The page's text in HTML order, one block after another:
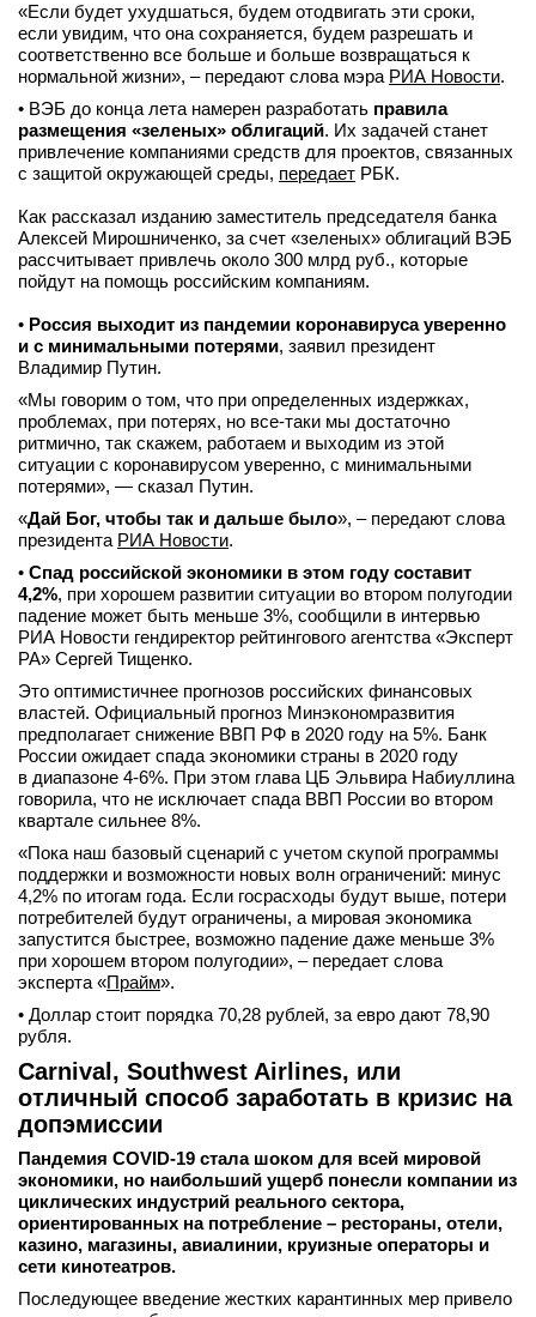
«Если будет ухудшаться, будем отодвигать эти сроки,
если увидим, что она сохраняется, будем разрешать и
соответственно все больше и больше возвращаться к
нормальной жизни», – передают слова мэра РИА Новости.
• ВЭБ до конца лета намерен разработать правила
размещения «зеленых» облигаций. Их задачей станет
привлечение компаниями средств для проектов, связанных
с защитой окружающей среды, передает РБК.
Как рассказал изданию заместитель председателя банка
Алексей Мирошниченко, за счет «зеленых» облигаций ВЭБ
рассчитывает привлечь около 300 млрд руб., которые
пойдут на помощь российским компаниям.
• Россия выходит из пандемии коронавируса уверенно
и с минимальными потерями, заявил президент
Владимир Путин.
«Мы говорим о том, что при определенных издержках,
проблемах, при потерях, но все-таки мы достаточно
ритмично, так скажем, работаем и выходим из этой
ситуации с коронавирусом уверенно, с минимальными
потерями», — сказал Путин.
«Дай Бог, чтобы так и дальше было», – передают слова
президента РИА Новости.
• Спад российской экономики в этом году составит
4,2%, при хорошем развитии ситуации во втором полугодии
падение может быть меньше 3%, сообщили в интервью
РИА Новости гендиректор рейтингового агентства «Эксперт
РА» Сергей Тищенко.
Это оптимистичнее прогнозов российских финансовых
властей. Официальный прогноз Минэкономразвития
предполагает снижение ВВП РФ в 2020 году на 5%. Банк
России ожидает спада экономики страны в 2020 году
в диапазоне 4-6%. При этом глава ЦБ Эльвира Набиуллина
говорила, что не исключает спада ВВП России во втором
квартале сильнее 8%.
«Пока наш базовый сценарий с учетом скупой программы
поддержки и возможности новых волн ограничений: минус
4,2% по итогам года. Если госрасходы будут выше, потери
потребителей будут ограничены, а мировая экономика
запустится быстрее, возможно падение даже меньше 3%
при хорошем втором полугодии», – передает слова
эксперта «Прайм».
• Доллар стоит порядка 70,28 рублей, за евро дают 78,90
рубля.
Carnival, Southwest Airlines, или
отличный способ заработать в кризис на
допэмиссии
Пандемия COVID-19 стала шоком для всей мировой
экономики, но наибольший ущерб понесли компании из
циклических индустрий реального сектора,
ориентированных на потребление – рестораны, отели,
казино, магазины, авиалинии, круизные операторы и
сети кинотеатров.
Последующее введение жестких карантинных мер привело